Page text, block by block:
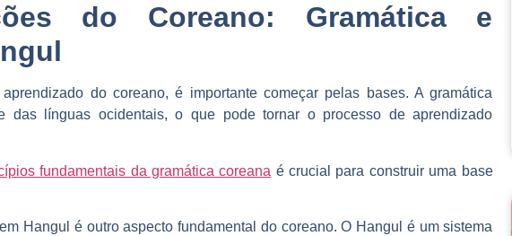
do Coreano: Gramática e
do coreano, é importante começar pelas bases. A gramática
das línguas ocidentais, o que pode tornar o processo de aprendizado
fundamentais da gramática coreana é crucial para construir uma base
Hangul é outro aspecto fundamental do coreano. O Hangul é um sistema